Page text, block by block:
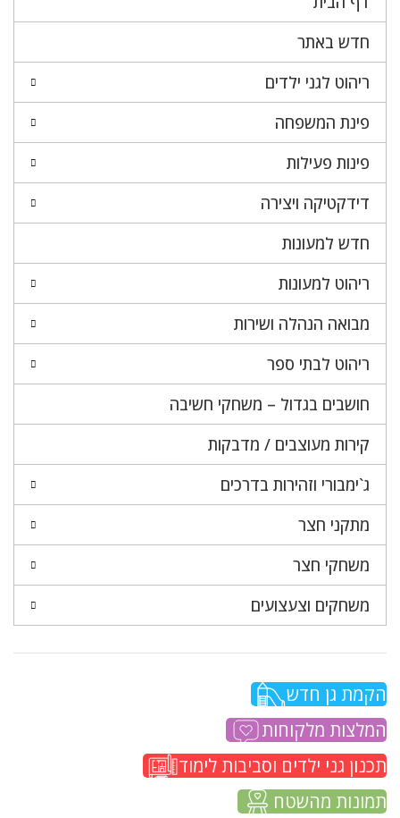
חדש באתר
ריהוט לגני ילדים
פינת המשפחה
פינות פעילות
דידקטיקה ויצירה
חדש למעונות
ריהוט למעונות
מבואה הנהלה ושירות
ריהוט לבתי ספר
חושבים בגדול – משחקי חשיבה
קירות מעוצבים / מדבקות
ג`ימבורי וזהירות בדרכים
מתקני חצר
משחקי חצר
משחקים וצעצועים
הקמת גן חדש
המלצות מלקוחות
תכנון גני ילדים וסביבות לימוד
תמונות מהשטח